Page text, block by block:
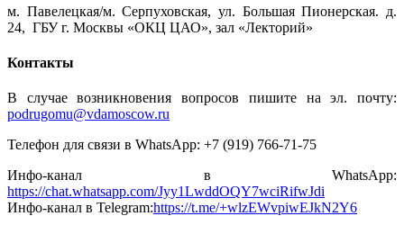
м. Павелецкая/м. Серпуховская, ул. Большая Пионерская. д.
24, ГБУ г. Москвы «ОКЦ ЦАО», зал «Лекторий»
Контакты
В случае возникновения вопросов пишите на эл. почту:
podrugomu@vdamoscow.ru
Телефон для связи в WhatsApp: +7 (919) 766-71-75
Инфо-канал в WhatsApp:
https://chat.whatsapp.com/Jyy1LwddOQY7wciRifwJdi
Инфо-канал в Telegram:https://t.me/+wlzEWvpiwEJkN2Y6